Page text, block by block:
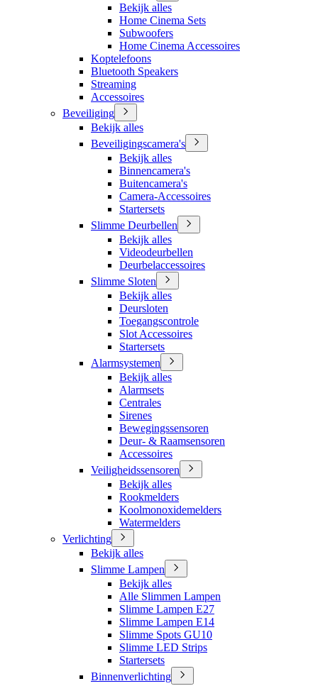
Bekijk alles
Home Cinema Sets
Subwoofers
Home Cinema Accessoires
Koptelefoons
Bluetooth Speakers
Streaming
Accessoires
Beveiliging
Bekijk alles
Beveiligingscamera's
Bekijk alles
Binnencamera's
Buitencamera's
Camera-Accessoires
Startersets
Slimme Deurbellen
Bekijk alles
Videodeurbellen
Deurbelaccessoires
Slimme Sloten
Bekijk alles
Deursloten
Toegangscontrole
Slot Accessoires
Startersets
Alarmsystemen
Bekijk alles
Alarmsets
Centrales
Sirenes
Bewegingssensoren
Deur- & Raamsensoren
Accessoires
Veiligheidssensoren
Bekijk alles
Rookmelders
Koolmonoxidemelders
Watermelders
Verlichting
Bekijk alles
Slimme Lampen
Bekijk alles
Alle Slimmen Lampen
Slimme Lampen E27
Slimme Lampen E14
Slimme Spots GU10
Slimme LED Strips
Startersets
Binnenverlichting